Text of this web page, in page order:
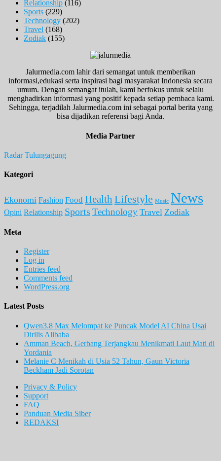
Relationship (116)
Sports (229)
Technology (202)
Travel (168)
Zodiak (155)
Jalurmedia.com lahir dari semangat untuk memberikan
informasi,edukasi serta inspirasi bagi masyarakat Indonesia secara
umum. Dengan semangat itulah, kami berfokus untuk selalu
menghadirkan informasi yang positif kepada setiap pembaca kami.
Sehingga, terjadilah Jalurmedia.com ini sebagai portal berita yang
bisa dijadikan referensi bagi Anda.
Media Partner
Radar Tulungagung
Kategori
Ekonomi Fashion Food Health Lifestyle Music News
Opini Relationship Sports Technology Travel Zodiak
Meta
Register
Log in
Entries feed
Comments feed
WordPress.org
Latest Posts
Qwen3.8 Max Melompat ke Puncak Model AI China Usai
Dirilis Alibaba
Amman Beach, Gerbang Terjangkau Menikmati Laut Mati di
Yordania
Melanie C Menikah di Usia 52 Tahun, Gaun Victoria
Beckham Jadi Sorotan
Privacy & Policy
Support
FAQ
Panduan Media Siber
REDAKSI